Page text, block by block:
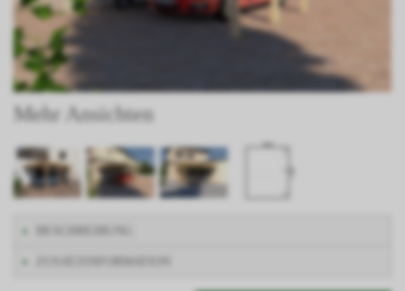
Mehr Ansichten